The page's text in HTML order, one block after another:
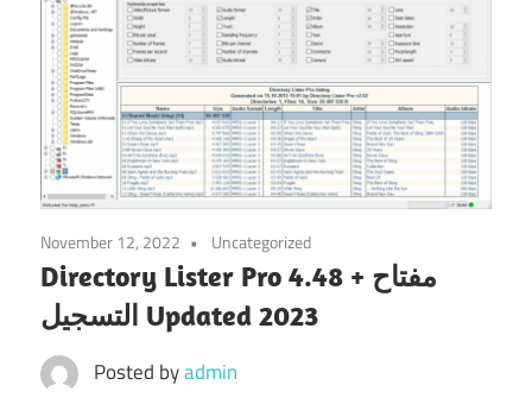
November 12, 2022 Uncategorized
Directory Lister Pro 4.48 + مفتاح
التسجيل Updated 2023
Posted byadmin